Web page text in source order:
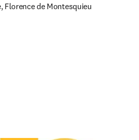
Florence de Montesquieu